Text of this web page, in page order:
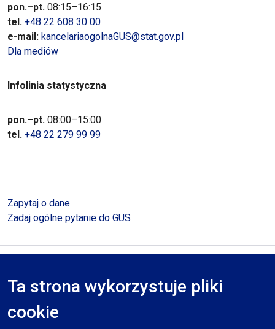
Ta strona wykorzystuje pliki
cookie
pon.–pt. 08:15–16:15
tel. +48 22 608 30 00
e-mail: kancelariaogolnaGUS@stat.gov.pl
Dla mediów
Infolinia statystyczna
pon.–pt. 08:00–15:00
tel. +48 22 279 99 99
Zapytaj o dane
Zadaj ogólne pytanie do GUS
RODO